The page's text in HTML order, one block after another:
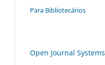
Para Bibliotecários
Open Journal Systems